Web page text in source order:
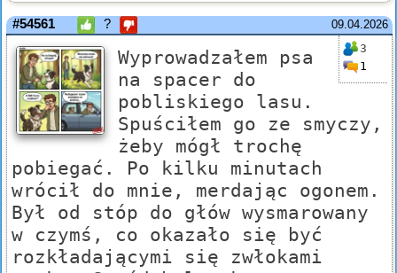
09.04.2026
#54561 ?
3
1
Wyprowadzałem psa
na spacer do
pobliskiego lasu.
Spuściłem go ze smyczy,
żeby mógł trochę
pobiegać. Po kilku minutach
wrócił do mnie, merdając ogonem.
Był od stóp do głów wysmarowany
w czymś, co okazało się być
rozkładającymi się zwłokami